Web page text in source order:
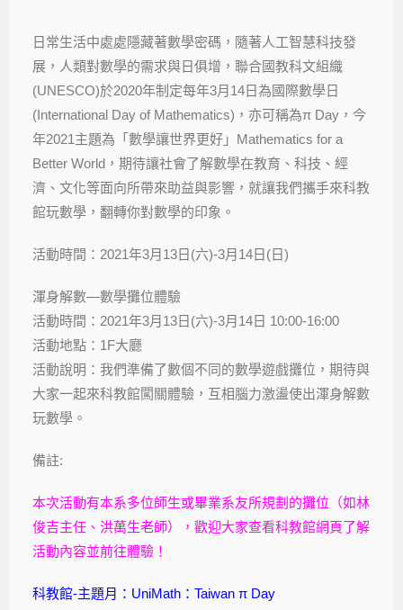
日常生活中處處隱藏著數學密碼，隨著人工智慧科技發
展，人類對數學的需求與日俱增，聯合國教科文組織
(UNESCO)於2020年制定每年3月14日為國際數學日
(International Day of Mathematics)，亦可稱為π Day，今
年2021主題為「數學讓世界更好」Mathematics for a
Better World，期待讓社會了解數學在教育、科技、經
濟、文化等面向所帶來助益與影響，就讓我們攜手來科教
館玩數學，翻轉你對數學的印象。
活動時間：2021年3月13日(六)-3月14日(日)
渾身解數—數學攤位體驗
活動時間：2021年3月13日(六)-3月14日 10:00-16:00
活動地點：1F大廳
活動說明：我們準備了數個不同的數學遊戲攤位，期待與
大家一起來科教館闖關體驗，互相腦力激盪使出渾身解數
玩數學。
備註:
本次活動有本系多位師生或畢業系友所規劃的攤位（如林
俊吉主任、洪萬生老師），歡迎大家查看科教館網頁了解
活動內容並前往體驗！
科教館-主題月：UniMath：Taiwan π Day